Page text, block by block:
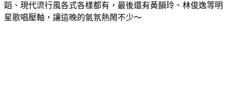
蹈、現代流行風各式各樣都有，最後還有黃韻玲、林俊逸等明
星歌唱壓軸，讓這晚的氣氛熱鬧不少～